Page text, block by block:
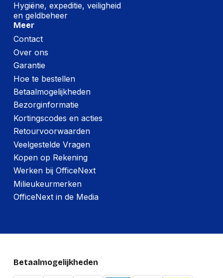
Hygiëne, expeditie, veiligheid
en geldbeheer
Meer
Contact
Over ons
Garantie
Hoe te bestellen
Betaalmogelijkheden
Bezorginformatie
Kortingscodes en acties
Retourvoorwaarden
Veelgestelde Vragen
Kopen op Rekening
Werken bij OfficeNext
Milieukeurmerken
OfficeNext in de Media
Betaalmogelijkheden